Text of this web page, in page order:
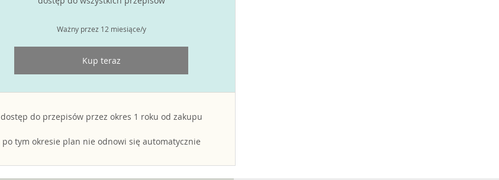
Ważny przez 12 miesiące/y
Kup teraz
dostęp do przepisów przez okres 1 roku od zakupu
po tym okresie plan nie odnowi się automatycznie